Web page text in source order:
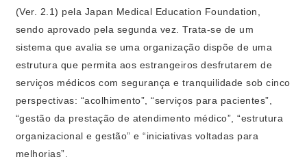
(Ver. 2.1) pela Japan Medical Education Foundation,
sendo aprovado pela segunda vez. Trata-se de um
sistema que avalia se uma organização dispõe de uma
estrutura que permita aos estrangeiros desfrutarem de
serviços médicos com segurança e tranquilidade sob cinco
perspectivas: “acolhimento”, “serviços para pacientes”,
“gestão da prestação de atendimento médico”, “estrutura
organizacional e gestão” e “iniciativas voltadas para
melhorias”.